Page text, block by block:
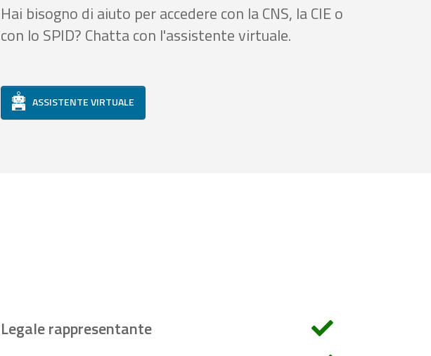
Hai bisogno di aiuto per accedere con la CNS, la CIE o
con lo SPID? Chatta con l'assistente virtuale.
ASSISTENTE VIRTUALE
Legale rappresentante